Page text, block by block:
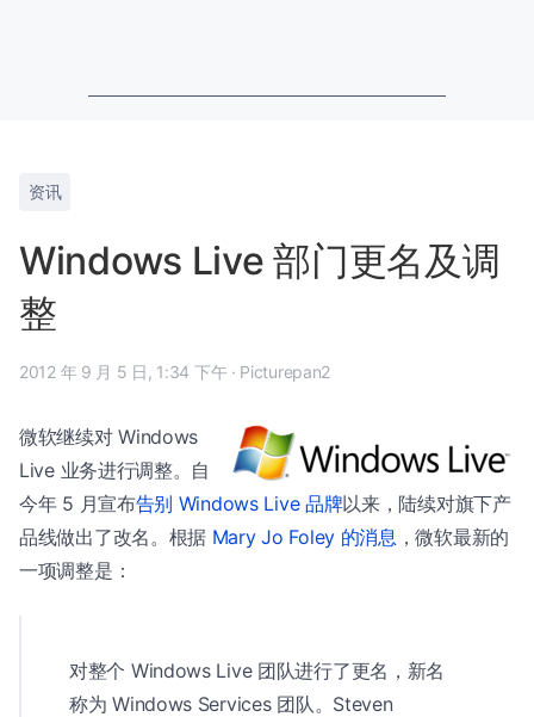
资讯
Windows Live 部门更名及调
整
2012 年 9 月 5 日, 1:34 下午 · Picturepan2
微软继续对 Windows
Live 业务进行调整。自
今年 5 月宣布告别 Windows Live 品牌以来，陆续对旗下产
品线做出了改名。根据 Mary Jo Foley 的消息 ，微软最新的
一项调整是：
对整个 Windows Live 团队进行了更名，新名
称为 Windows Services 团队。Steven